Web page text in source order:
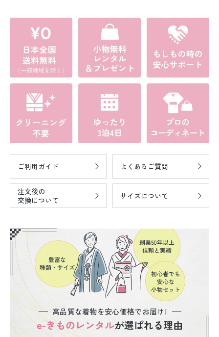
ご利用ガイド よくあるご質問
注文後の
交換について
サイズについて
高品質な着物を安心価格でお届け!
e-きものレンタルが選ばれる理由